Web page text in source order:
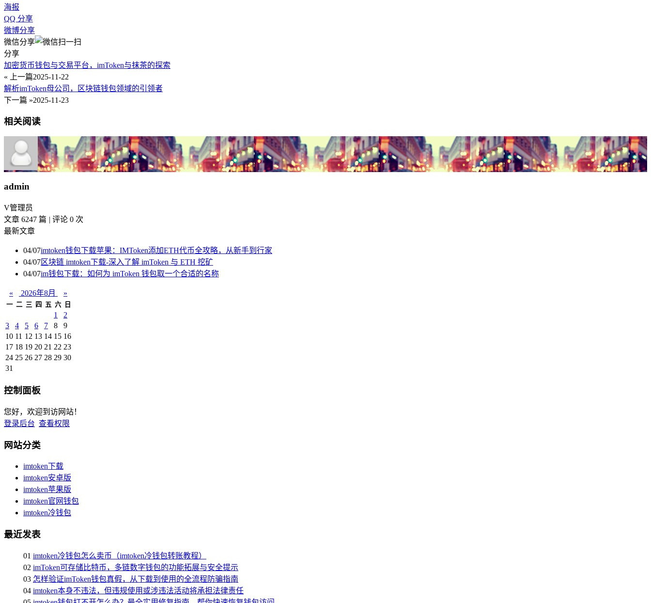
海报
QQ 分享
微博分享
微信分享
分享
加密货币钱包与交易平台，imToken与抹茶的探索
« 上一篇2025-11-22
解析imToken母公司，区块链钱包领域的引领者
下一篇 »2025-11-23
相关阅读
admin
V管理员
文章 6247 篇 | 评论 0 次
最新文章
04/07imtoken钱包下载苹果：IMToken添加ETH代币全攻略，从新手到行家
04/07区块链 imtoken下载-深入了解 imToken 与 ETH 挖矿
04/07im钱包下载：如何为 imToken 钱包取一个合适的名称
« 2026年8月 »
一 二 三 四 五 六 日
1
2
3
4 5 6 7 8
9
10 11 12 13 14 15 16
17 18 19 20 21 22 23
24 25 26 27 28 29 30
31
控制面板
您好，欢迎到访网站！
登录后台 查看权限
网站分类
imtoken下载
imtoken安卓版
imtoken苹果版
imtoken官网钱包
imtoken冷钱包
最近发表
01 imtoken冷钱包怎么卖币（imtoken冷钱包转账教程）
02 imToken可存储比特币，多链数字钱包的功能拓展与安全提示
03 怎样验证imToken钱包真假，从下载到使用的全流程防骗指南
04 imtoken本身不违法，但违规使用或涉违法活动将承担法律责任